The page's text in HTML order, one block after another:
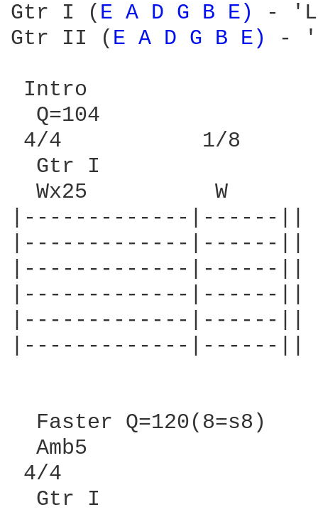
Gtr I ( E A D G B E)
-
Gtr II ( E A D G B E) -
Intro
  Q=104
4/4           1/8
  Gtr I
  Wx25          W
|-------------|------||
|-------------|------||
|-------------|------||
|-------------|------||
|-------------|------||
|-------------|------||
  Faster Q=120(8=s8)
  Amb5
4/4
  Gtr I